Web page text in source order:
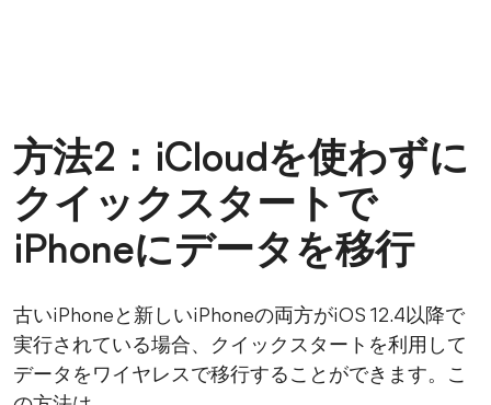
方法2：iCloudを使わずに
クイックスタートで
iPhoneにデータを移行
古いiPhoneと新しいiPhoneの両方がiOS 12.4以降で
実行されている場合、クイックスタートを利用して
データをワイヤレスで移行することができます。こ